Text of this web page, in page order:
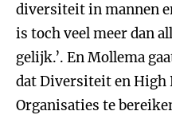
diversiteit in mannen
is toch veel meer dan
gelijk.’. En Mollema
dat Diversiteit en High
Organisaties te